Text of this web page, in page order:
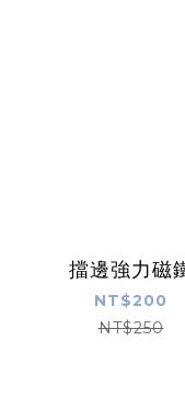
擋邊強力磁
NT$200
NT$250